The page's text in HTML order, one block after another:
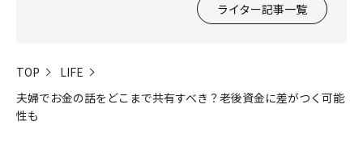
ライター記事一覧
TOP
LIFE
夫婦でお金の話をどこまで共有すべき？老後資金に差がつく可能
性も